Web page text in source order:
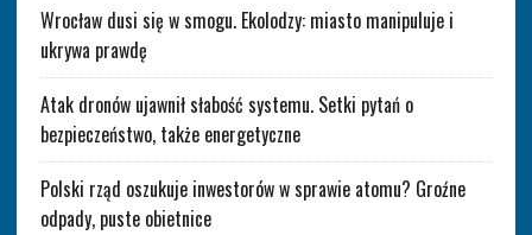
Wrocław dusi się w smogu. Ekolodzy: miasto manipuluje i
ukrywa prawdę
Atak dronów ujawnił słabość systemu. Setki pytań o
bezpieczeństwo, także energetyczne
Polski rząd oszukuje inwestorów w sprawie atomu? Groźne
odpady, puste obietnice